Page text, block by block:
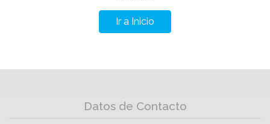
Ir a Inicio
Datos de Contacto